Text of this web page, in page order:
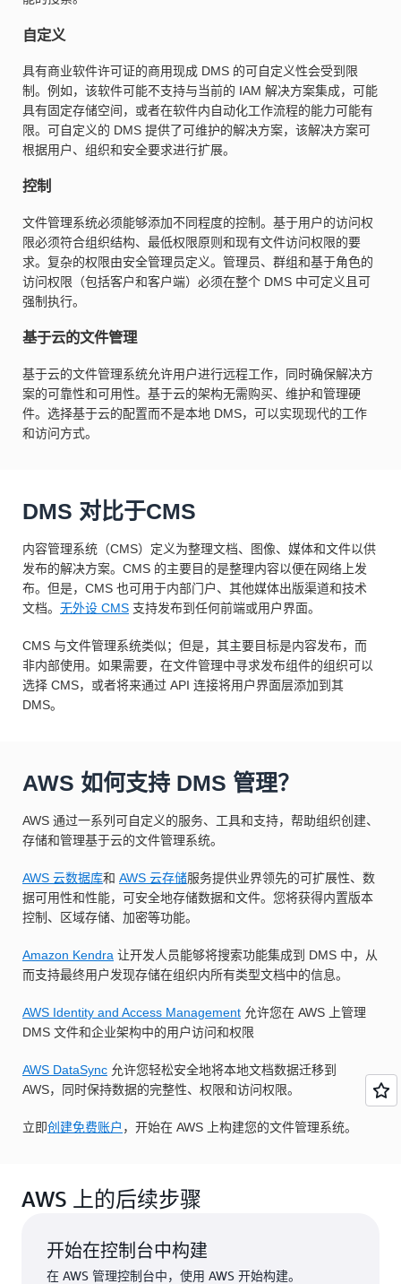
自定义
具有商业软件许可证的商用现成 DMS 的可自定义性会受到限
制。例如，该软件可能不支持与当前的 IAM 解决方案集成，可能
具有固定存储空间，或者在软件内自动化工作流程的能力可能有
限。可自定义的 DMS 提供了可维护的解决方案，该解决方案可
根据用户、组织和安全要求进行扩展。
控制
文件管理系统必须能够添加不同程度的控制。基于用户的访问权
限必须符合组织结构、最低权限原则和现有文件访问权限的要
求。复杂的权限由安全管理员定义。管理员、群组和基于角色的
访问权限（包括客户和客户端）必须在整个 DMS 中可定义且可
强制执行。
基于云的文件管理
基于云的文件管理系统允许用户进行远程工作，同时确保解决方
案的可靠性和可用性。基于云的架构无需购买、维护和管理硬
件。选择基于云的配置而不是本地 DMS，可以实现现代的工作
和访问方式。
DMS 对比于CMS
内容管理系统（CMS）定义为整理文档、图像、媒体和文件以供
发布的解决方案。CMS 的主要目的是整理内容以便在网络上发
布。但是，CMS 也可用于内部门户、其他媒体出版渠道和技术
文档。 无外设 CMS 支持发布到任何前端或用户界面。
CMS 与文件管理系统类似；但是，其主要目标是内容发布，而
非内部使用。如果需要，在文件管理中寻求发布组件的组织可以
选择 CMS，或者将来通过 API 连接将用户界面层添加到其
DMS。
AWS 如何支持 DMS 管理？
AWS 通过一系列可自定义的服务、工具和支持，帮助组织创建、
存储和管理基于云的文件管理系统。
AWS 云数据库和 AWS 云存储服务提供业界领先的可扩展性、数
据可用性和性能，可安全地存储数据和文件。您将获得内置版本
控制、区域存储、加密等功能。
Amazon Kendra 让开发人员能够将搜索功能集成到 DMS 中，从
而支持最终用户发现存储在组织内所有类型文档中的信息。
AWS Identity and Access Management 允许您在 AWS 上管理
DMS 文件和企业架构中的用户访问和权限
AWS DataSync 允许您轻松安全地将本地文档数据迁移到
AWS，同时保持数据的完整性、权限和访问权限。
立即创建免费账户 ，开始在 AWS 上构建您的文件管理系统。
AWS 上的后续步骤
开始在控制台中构建
在 AWS 管理控制台中，使用 AWS 开始构建。